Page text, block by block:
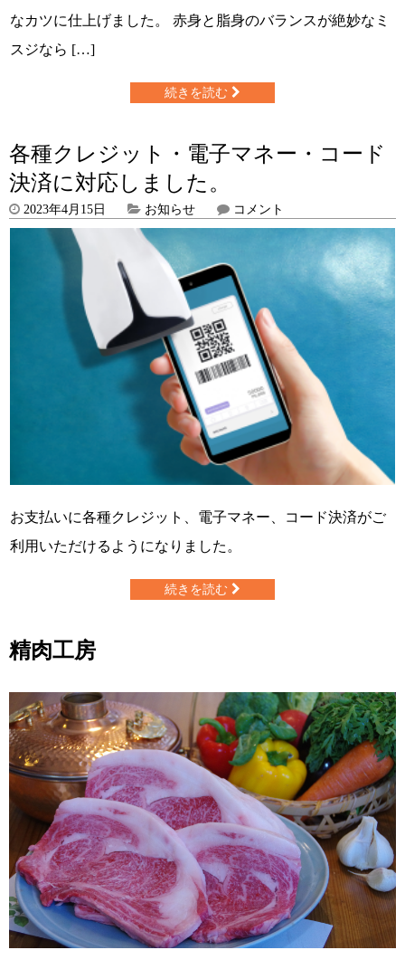
なカツに仕上げました。 赤身と脂身のバランスが絶妙なミ
スジなら […]
続きを読む
各種クレジット・電子マネー・コード
決済に対応しました。
2023年4月15日 お知らせ コメント
お支払いに各種クレジット、電子マネー、コード決済がご
利用いただけるようになりました。
続きを読む
精肉工房